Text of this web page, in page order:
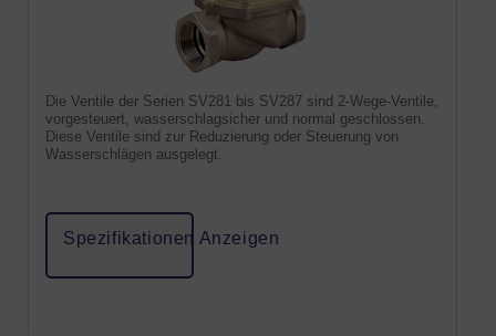
Die Ventile der Serien SV281 bis SV287 sind 2-Wege-Ventile,
vorgesteuert, wasserschlagsicher und normal geschlossen.
Diese Ventile sind zur Reduzierung oder Steuerung von
Wasserschlägen ausgelegt.
Spezifikationen Anzeigen